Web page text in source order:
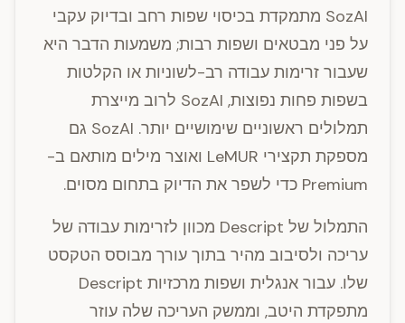
SozAI מתמקדת בכיסוי שפות רחב ובדיוק עקבי
על פני מבטאים ושפות רבות; משמעות הדבר היא
שעבור זרימות עבודה רב-לשוניות או הקלטות
בשפות פחות נפוצות, SozAI לרוב מייצרת
תמלולים ראשוניים שימושיים יותר. SozAI גם
מספקת תקצירי LeMUR ואוצר מילים מותאם ב-
Premium כדי לשפר את הדיוק בתחום מסוים.
התמלול של Descript מכוון לזרימות עבודה של
עריכה ולסיבוב מהיר בתוך עורך מבוסס הטקסט
שלו. עבור אנגלית ושפות מרכזיות Descript
מתפקדת היטב, וממשק העריכה שלה עוזר